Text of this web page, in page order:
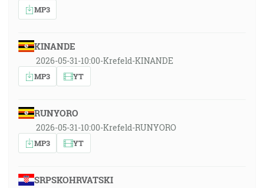
MP3
KINANDE
2026-05-31-10:00-Krefeld-KINANDE
MP3 YT
RUNYORO
2026-05-31-10:00-Krefeld-RUNYORO
MP3 YT
SRPSKOHRVATSKI